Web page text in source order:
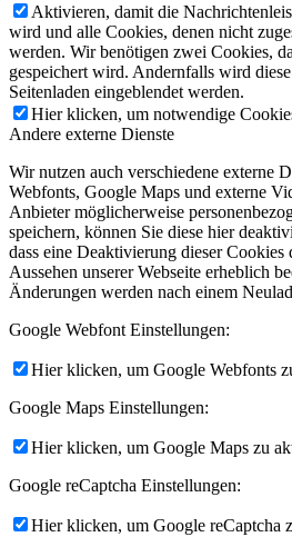
Aktivieren, damit die
wird und alle Cookies, denen nicht
werden. Wir benötigen zwei Cookies,
gespeichert wird. Andernfalls wird
Seitenladen eingeblendet werden.
Hier klicken, um notwendige
Andere externe Dienste
Wir nutzen auch verschiedene externe
Webfonts, Google Maps und externe
Anbieter möglicherweise
speichern, können Sie diese hier
dass eine Deaktivierung dieser
Aussehen unserer Webseite erheblich
Änderungen werden nach einem
Google Webfont Einstellungen:
Hier klicken, um Google Webfonts
Google Maps Einstellungen:
Hier klicken, um Google Maps zu
Google reCaptcha Einstellungen:
Hier klicken, um Google reCaptcha